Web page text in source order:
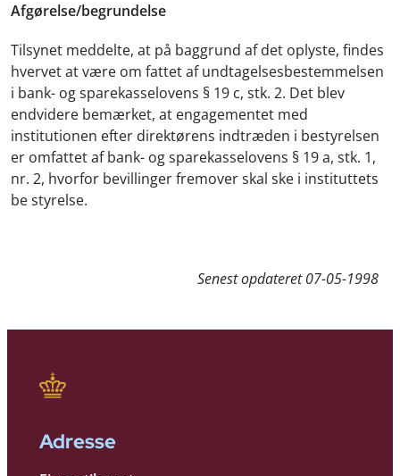
Afgørelse/begrundelse
Tilsynet meddelte, at på baggrund af det oplyste, findes
hvervet at være om fattet af undtagelsesbestemmelsen
i bank- og sparekasselovens § 19 c, stk. 2. Det blev
endvidere bemærket, at engagementet med
institutionen efter direktørens indtræden i bestyrelsen
er omfattet af bank- og sparekasselovens § 19 a, stk. 1,
nr. 2, hvorfor bevillinger fremover skal ske i instituttets
be styrelse.
Senest opdateret07-05-1998
Adresse